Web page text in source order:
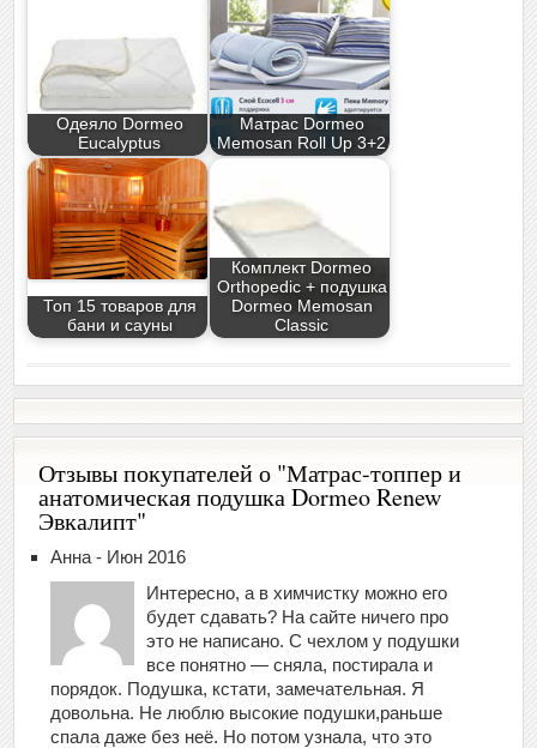
Одеяло Dormeo
Eucalyptus
Матрас Dormeo
Memosan Roll Up 3+2
Топ 15 товаров для
бани и сауны
Комплект Dormeo
Orthopedic + подушка
Dormeo Memosan
Classic
Отзывы покупателей о "Матрас-топпер и
анатомическая подушка Dormeo Renew
Эвкалипт"
Анна - Июн 2016
Интересно, а в химчистку можно его
будет сдавать? На сайте ничего про
это не написано. С чехлом у подушки
все понятно — сняла, постирала и
порядок. Подушка, кстати, замечательная. Я
довольна. Не люблю высокие подушки,раньше
спала даже без неё. Но потом узнала, что это